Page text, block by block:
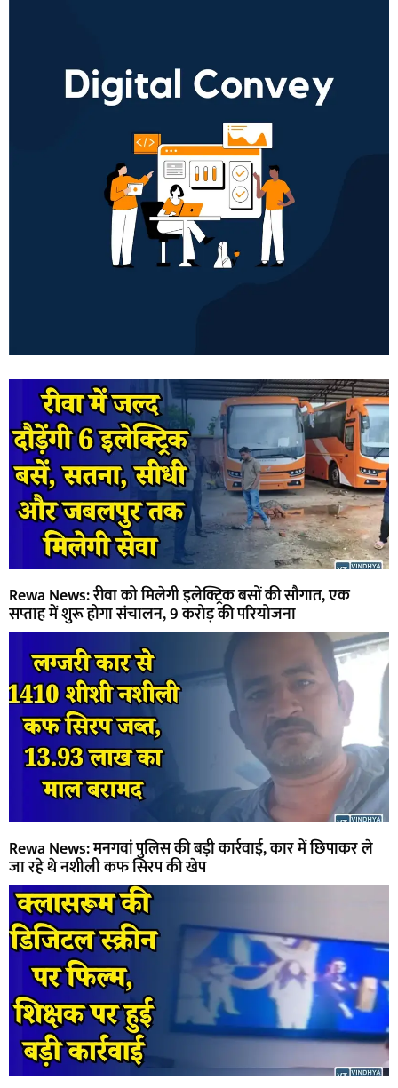
Rewa News: रीवा को मिलेगी इलेक्ट्रिक बसों की सौगात, एक
सप्ताह में शुरू होगा संचालन, 9 करोड़ की परियोजना
Rewa News: मनगवां पुलिस की बड़ी कार्रवाई, कार में छिपाकर ले
जा रहे थे नशीली कफ सिरप की खेप